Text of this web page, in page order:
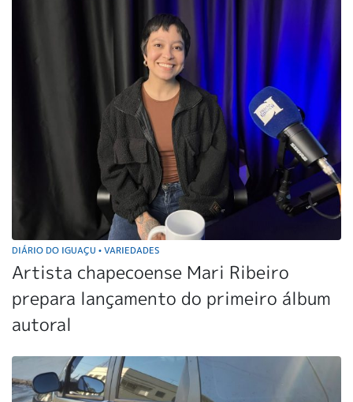
DIÁRIO DO IGUAÇU • VARIEDADES
Artista chapecoense Mari Ribeiro
prepara lançamento do primeiro álbum
autoral